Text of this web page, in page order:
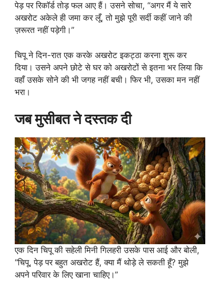
पेड़ पर रिकॉर्ड तोड़ फल आए हैं। उसने सोचा, “अगर मैं ये सारे
अखरोट अकेले ही जमा कर लूँ, तो मुझे पूरी सर्दी कहीं जाने की
ज़रूरत नहीं पड़ेगी।”
चिपू ने दिन-रात एक करके अखरोट इकट्ठा करना शुरू कर
दिया। उसने अपने छोटे से घर को अखरोटों से इतना भर लिया कि
वहाँ उसके सोने की भी जगह नहीं बची। फिर भी, उसका मन नहीं
भरा।
जब मुसीबत ने दस्तक दी
एक दिन चिपू की सहेली मिनी गिलहरी उसके पास आई और बोली,
“चिपू, पेड़ पर बहुत अखरोट हैं, क्या मैं थोड़े ले सकती हूँ? मुझे
अपने परिवार के लिए खाना चाहिए।”